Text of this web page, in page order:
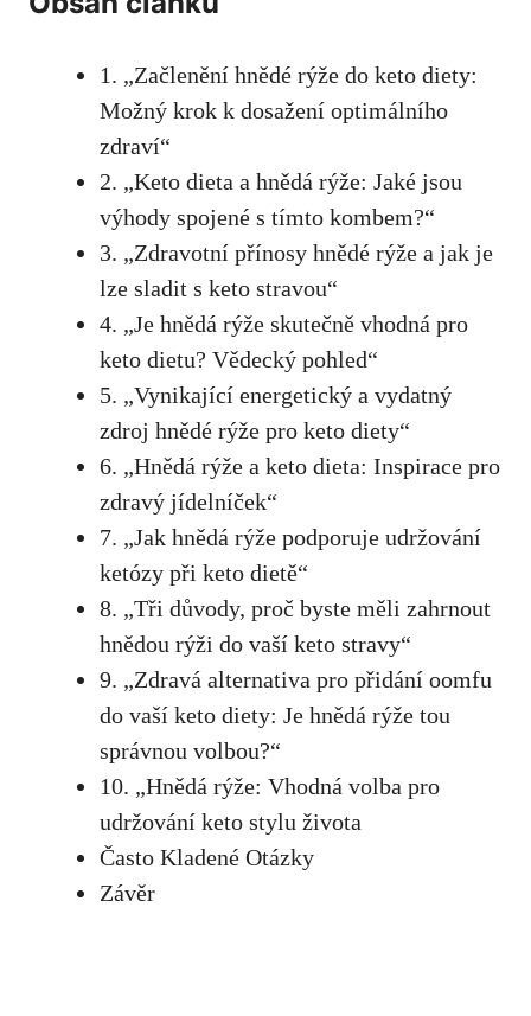
1. „Začlenění hnědé rýže do keto diety:
Možný krok​ k dosažení optimálního
zdraví“
2. „Keto dieta a hnědá rýže: Jaké​ jsou
výhody⁣ spojené s tímto kombem?“
3. „Zdravotní přínosy hnědé rýže a jak ⁣je
lze sladit s keto stravou“
4.‌ „Je hnědá rýže skutečně vhodná pro
keto dietu? Vědecký pohled“
5. „Vynikající energetický a vydatný
zdroj hnědé rýže pro keto diety“
6. „Hnědá rýže a keto dieta:​ Inspirace pro
zdravý jídelníček“
7. „Jak hnědá rýže podporuje udržování
ketózy⁣ při ⁢keto dietě“
8. „Tři důvody, proč byste ⁢měli zahrnout
hnědou rýži do vaší keto stravy“
9. „Zdravá alternativa pro⁤ přidání oomfu
do vaší keto diety: Je hnědá rýže tou
správnou volbou?“
10. „Hnědá rýže: Vhodná volba pro
udržování keto ⁢stylu života
Často Kladené Otázky
Závěr